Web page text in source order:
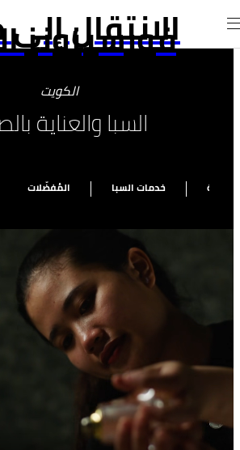
الانتقال
فورسيزونز
الكويت
السبا والعناية
المُفضّلات خدمات السبا